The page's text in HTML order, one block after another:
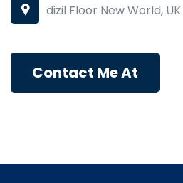
dizil Floor New World, UK.
Contact Me At